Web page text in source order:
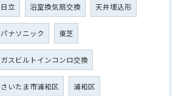
日立 浴室換気扇交換 天井埋込形
パナソニック 東芝
ガスビルトインコンロ交換
さいたま市浦和区 浦和区